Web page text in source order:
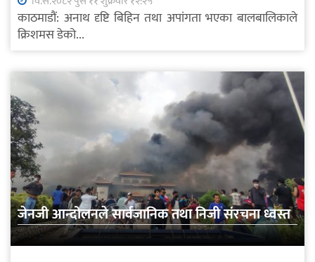
काठमाडौं: अनाथ दृष्टि बिहिन तथा अपांगता भएका बालबालिकाले
क्रिशमस डेको...
जेनजी आन्दोलनले सार्वजानिक तथा निजी संरचना ध्वस्त